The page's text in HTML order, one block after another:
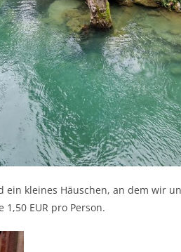
ein kleines Häuschen, an dem wir
EUR pro Person.